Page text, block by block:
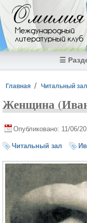
Перейти к основному
Омилия
Международный
литературный клуб
☰
Вы здесь
Главная Читальный зал
Женщина
Опубликовано: 11/06/
Читальный зал